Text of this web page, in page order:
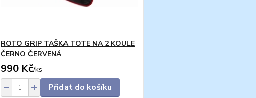
ROTO GRIP TAŠKA TOTE NA 2 KOULE
ČERNO ČERVENÁ
990 Kč/ks
Přidat do košíku